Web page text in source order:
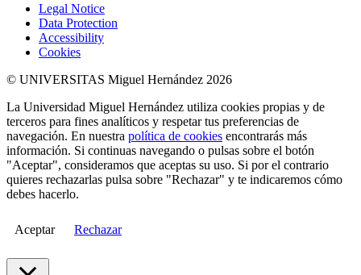
Legal Notice
Data Protection
Accessibility
Cookies
© UNIVERSITAS Miguel Hernández 2026
La Universidad Miguel Hernández utiliza cookies propias y de
terceros para fines analíticos y respetar tus preferencias de
navegación. En nuestra política de cookies encontrarás más
información. Si continuas navegando o pulsas sobre el botón
"Aceptar", consideramos que aceptas su uso. Si por el contrario
quieres rechazarlas pulsa sobre "Rechazar" y te indicaremos cómo
debes hacerlo.
Aceptar Rechazar